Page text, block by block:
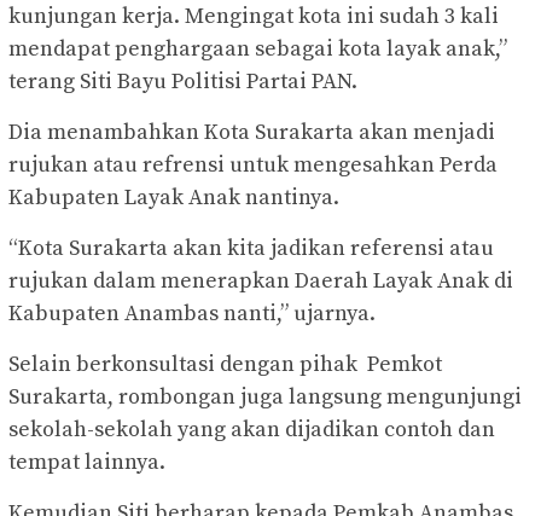
kunjungan kerja. Mengingat kota ini sudah 3 kali
mendapat penghargaan sebagai kota layak anak,”
terang Siti Bayu Politisi Partai PAN.
Dia menambahkan Kota Surakarta akan menjadi
rujukan atau refrensi untuk mengesahkan Perda
Kabupaten Layak Anak nantinya.
“Kota Surakarta akan kita jadikan referensi atau
rujukan dalam menerapkan Daerah Layak Anak di
Kabupaten Anambas nanti,” ujarnya.
Selain berkonsultasi dengan pihak Pemkot
Surakarta, rombongan juga langsung mengunjungi
sekolah-sekolah yang akan dijadikan contoh dan
tempat lainnya.